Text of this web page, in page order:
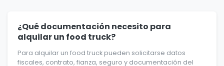
¿Qué documentación necesito para
alquilar un food truck?
Para alquilar un food truck pueden solicitarse datos
fiscales, contrato, fianza, seguro y documentación del